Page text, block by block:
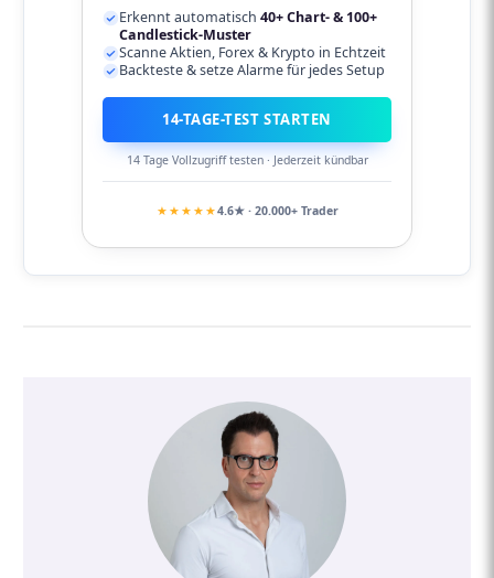
Erkennt automatisch 40+ Chart- & 100+
Candlestick-Muster
Scanne Aktien, Forex & Krypto in Echtzeit
Backteste & setze Alarme für jedes Setup
14-TAGE-TEST STARTEN
14 Tage Vollzugriff testen · Jederzeit kündbar
★★★★★4.6★ · 20.000+ Trader